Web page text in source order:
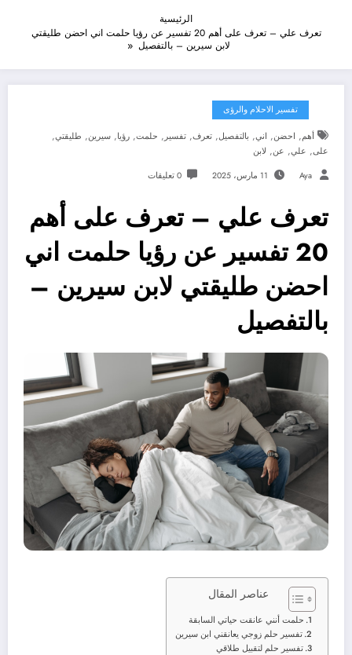
الرئيسية
تعرف علي – تعرف على أهم 20 تفسير عن رؤيا حلمت اني احضن طليقتي
لابن سيرين – بالتفصيل
تفسير الاحلام والرؤى
أهم, احضن, اني, بالتفصيل, تعرف, تفسير , حلمت, رؤيا, سيرين, طليقتي,
على, علي, عن, لابن
Aya 11 مارس، 2025 0 تعليقات
تعرف علي – تعرف على أهم
20 تفسير عن رؤيا حلمت اني
احضن طليقتي لابن سيرين –
بالتفصيل
عناصر المقال
حلمت أنني عانقت حياتي السابقة
تفسير حلم زوجي يعانقني ابن سيرين
تفسير حلم لتقبيل طلاقي